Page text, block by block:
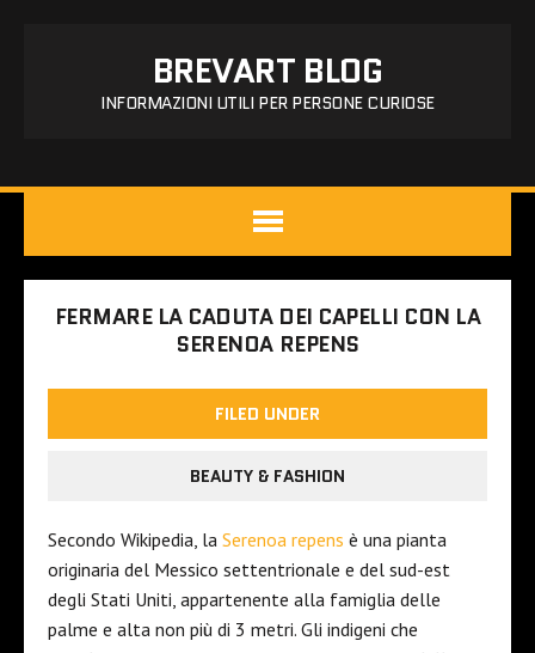
BREVART BLOG
INFORMAZIONI UTILI PER PERSONE CURIOSE
FERMARE LA CADUTA DEI CAPELLI CON LA
SERENOA REPENS
FILED UNDER
BEAUTY & FASHION
Secondo Wikipedia, la Serenoa repens è una pianta
originaria del Messico settentrionale e del sud-est
degli Stati Uniti, appartenente alla famiglia delle
palme e alta non più di 3 metri. Gli indigeni che